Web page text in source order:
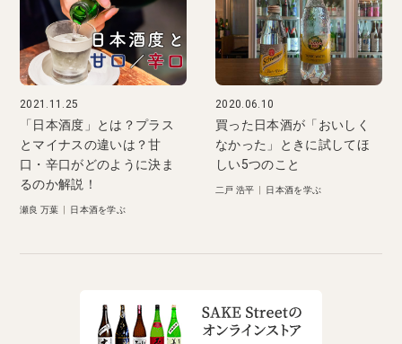
2021.11.25
「日本酒度」とは？プラス
とマイナスの違いは？甘
口・辛口がどのように決ま
るのか解説！
瀬良 万葉 日本酒を学ぶ
2020.06.10
買った日本酒が「おいしく
なかった」ときに試してほ
しい5つのこと
二戸 浩平 日本酒を学ぶ